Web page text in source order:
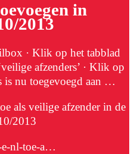
in
2013
· Klik op het tabblad
afzenders’ · Klik op
is nu toegevoegd aan …
als veilige afzender in de
2013
e-nl-toe-a…